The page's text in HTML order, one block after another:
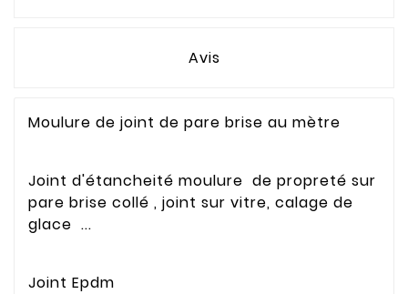
Avis
Moulure de joint de pare brise au mètre
Joint d'étancheité moulure de propreté sur
pare brise collé , joint sur vitre, calage de
glace ...
Joint Epdm